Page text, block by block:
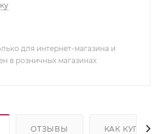
для интернет-магазина и
в розничных магазинах
ОТЗЫВЫ КАК КУПИТЬ